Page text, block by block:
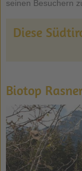
seinen Besuchern
Diese
Biotop